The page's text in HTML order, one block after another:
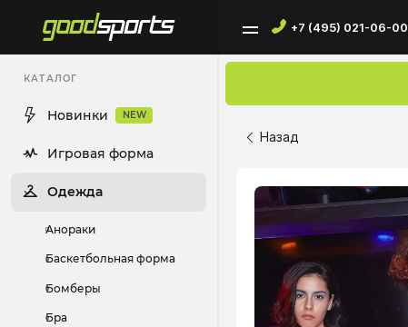
+7 (495) 021-06-00
КАТАЛОГ
Новинки NEW
Игровая форма
Одежда
Анораки
Баскетбольная форма
Бомберы
Бра
Назад